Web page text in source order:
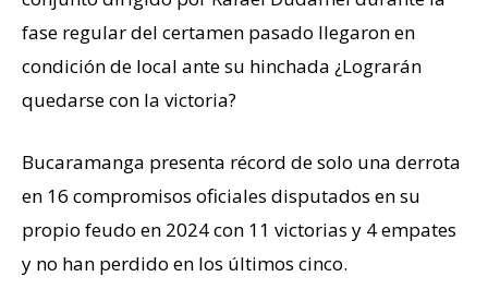
fase regular del certamen pasado llegaron en
condición de local ante su hinchada ¿Lograrán
quedarse con la victoria?
Bucaramanga presenta récord de solo una derrota
en 16 compromisos oficiales disputados en su
propio feudo en 2024 con 11 victorias y 4 empates
y no han perdido en los últimos cinco.